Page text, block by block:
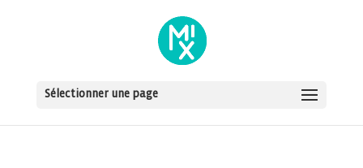
Sélectionner une page